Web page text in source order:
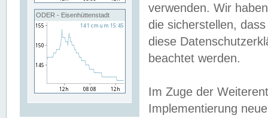
ODER - Eisenhüttenstadt
verwenden. Wir
die sicherstellen,
diese
beachtet werden.
Im Zuge der
Implementierung